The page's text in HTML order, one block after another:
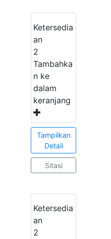
Ketersedia
an
2
Tambahka
n ke
dalam
keranjang
Tampilkan
Detail
Sitasi
Ketersedia
an
2